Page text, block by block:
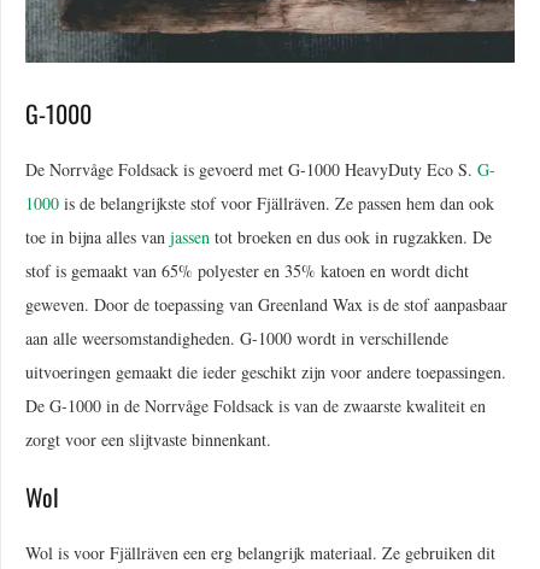
G-1000
De Norrvåge Foldsack is gevoerd met G-1000 HeavyDuty Eco S. G-
1000 is de belangrijkste stof voor Fjällräven. Ze passen hem dan ook
toe in bijna alles van jassen tot broeken en dus ook in rugzakken. De
stof is gemaakt van 65% polyester en 35% katoen en wordt dicht
geweven. Door de toepassing van Greenland Wax is de stof aanpasbaar
aan alle weersomstandigheden. G-1000 wordt in verschillende
uitvoeringen gemaakt die ieder geschikt zijn voor andere toepassingen.
De G-1000 in de Norrvåge Foldsack is van de zwaarste kwaliteit en
zorgt voor een slijtvaste binnenkant.
Wol
Wol is voor Fjällräven een erg belangrijk materiaal. Ze gebruiken dit